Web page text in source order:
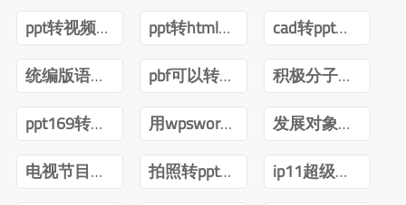
ppt转视频互转
ppt转html技术
cad转ppt可以吗
统编版语文四年级下册电子课本pdf
pbf可以转ppt吗
积极分子转预备党员ppt
ppt169转成43怎么内容排版不变
用wpsword转ppt
发展对象转预备党员答辩ppt
电视节目导播郑月pdf
拍照转ppt安卓
ip11超级文本转ppt